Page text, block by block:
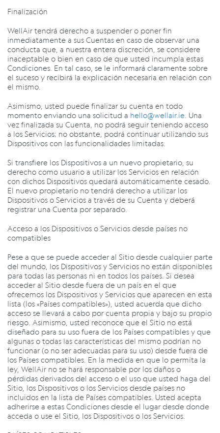
Finalización
WellAir tendrá derecho a suspender o poner fin
inmediatamente a sus Cuentas en caso de observar una
conducta que, a nuestra entera discreción, se considere
inaceptable o bien en caso de que usted incumpla estas
Condiciones. En tal caso, se le informará claramente sobre
el suceso y recibirá la explicación necesaria en relación con
el mismo.
Asimismo, usted puede finalizar su cuenta en todo
momento enviando una solicitud a hello@wellair.ie. Una
vez finalizada su Cuenta, no podrá seguir teniendo acceso
a los Servicios; no obstante, podrá continuar utilizando sus
Dispositivos con las funcionalidades limitadas.
Si transfiere los Dispositivos a un nuevo propietario, su
derecho como usuario a utilizar los Servicios en relación
con dichos Dispositivos quedará automáticamente cesado.
El nuevo propietario no tendrá derecho a utilizar los
Dispositivos o Servicios a través de su Cuenta y deberá
registrar una Cuenta por separado.
Acceso a los Dispositivos o Servicios desde países no
compatibles
Pese a que se puede acceder al Sitio desde cualquier parte
del mundo, los Dispositivos y Servicios no están disponibles
para todas las personas ni en todos los países. Si desea
acceder al Sitio desde fuera de un país en el que
ofrecemos los Dispositivos y Servicios que aparecen en esta
lista (los «Países compatibles»), usted acuerda que dicho
acceso se llevará a cabo por cuenta propia y bajo su propio
riesgo. Asimismo, usted reconoce que el Sitio no está
diseñado para su uso fuera de los Países compatibles y que
algunas o todas las características del mismo podrían no
funcionar (o no ser adecuadas para su uso) desde fuera de
los Países compatibles. En la medida en que lo permita la
ley, WellAir no se hará responsable por los daños o
pérdidas derivados del acceso o el uso que usted haga del
Sitio, los Dispositivos o los Servicios desde países no
incluidos en la lista de Países compatibles. Usted acepta
adherirse a estas Condiciones desde el lugar desde donde
acceda o use el Sitio, los Dispositivos o los Servicios.